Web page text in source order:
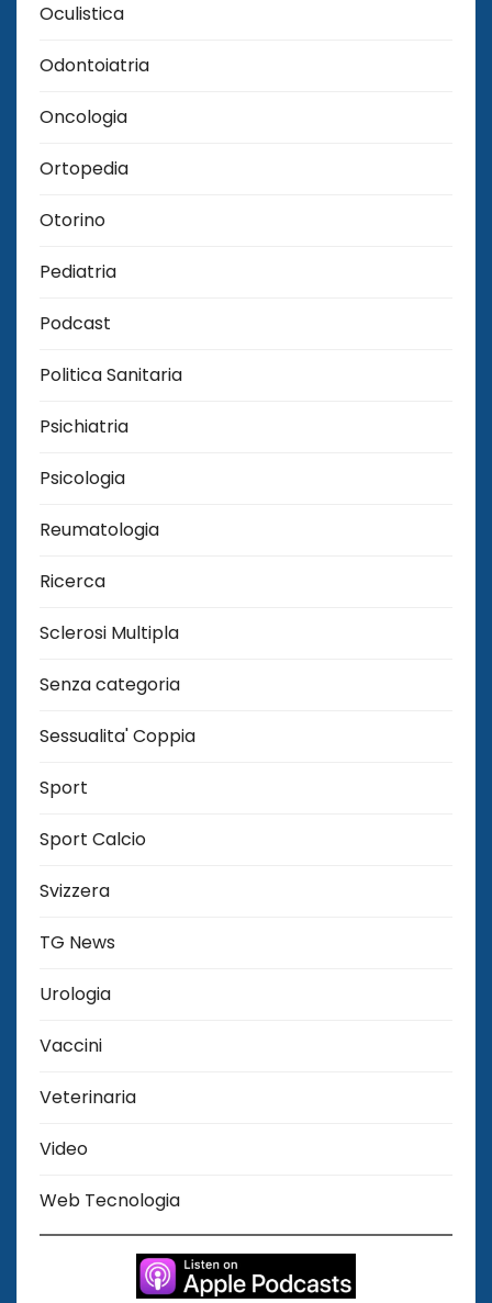
Oculistica
Odontoiatria
Oncologia
Ortopedia
Otorino
Pediatria
Podcast
Politica Sanitaria
Psichiatria
Psicologia
Reumatologia
Ricerca
Sclerosi Multipla
Senza categoria
Sessualita' Coppia
Sport
Sport Calcio
Svizzera
TG News
Urologia
Vaccini
Veterinaria
Video
Web Tecnologia